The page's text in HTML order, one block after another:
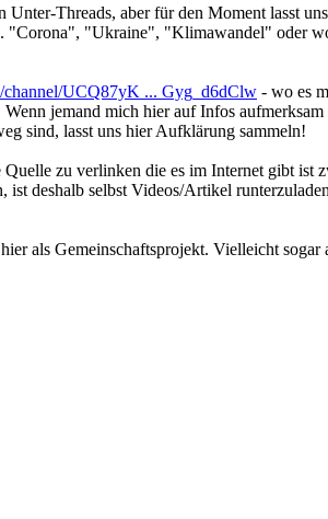
Threads, aber für den Moment lasst
"Ukraine", "Klimawandel" oder
channel/UCQ87yK ... Gyg_d6dClw - wo es
jemand mich hier auf Infos
sind, lasst uns hier Aufklärung sammeln!
zu verlinken die es im Internet gibt ist
deshalb selbst Videos/Artikel
als Gemeinschaftsprojekt. Vielleicht